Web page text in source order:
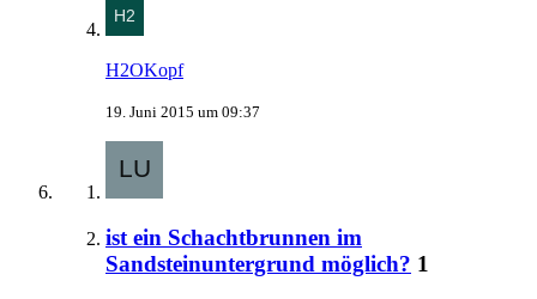
H2OKopf
19. Juni 2015 um 09:37
ist ein Schachtbrunnen im
Sandsteinuntergrund möglich? 1